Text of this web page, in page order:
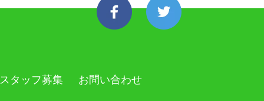
スタッフ募集 お問い合わせ